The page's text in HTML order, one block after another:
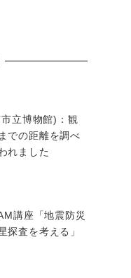
立博物館)：観
での距離を調べ
れました
講座「地震防災
探査を考える」